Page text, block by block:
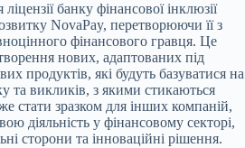
банку фінансової інклюзії
NovaPay, перетворюючи її з
фінансового гравця. Це
нових, адаптованих під
продуктів, які будуть базуватися на
та викликів, з якими стикаються
стати зразком для інших компаній,
діяльність у фінансовому секторі,
сторони та інноваційні рішення.